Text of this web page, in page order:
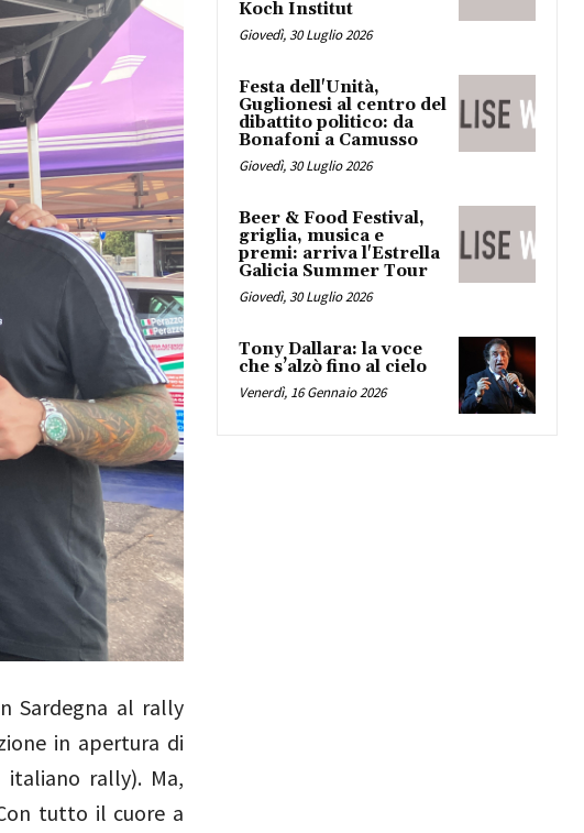
Sardegna al rally
in apertura di
rally). Ma,
tutto il cuore a
Koch Institut
Giovedì, 30 Luglio 2026
Festa dell'Unità,
Guglionesi al centro del
dibattito politico: da
Bonafoni a Camusso
Giovedì, 30 Luglio 2026
Beer & Food Festival,
griglia, musica e
premi: arriva l'Estrella
Galicia Summer Tour
Giovedì, 30 Luglio 2026
Tony Dallara: la voce
che s’alzò fino al cielo
Venerdì, 16 Gennaio 2026